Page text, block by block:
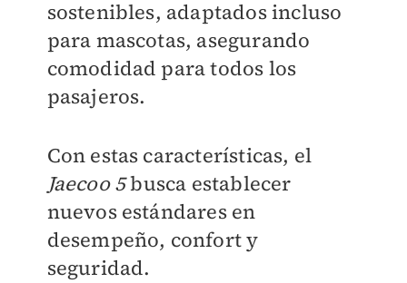
sostenibles, adaptados incluso
para mascotas, asegurando
comodidad para todos los
pasajeros.
Con estas características, el
Jaecoo 5busca establecer
nuevos estándares en
desempeño, confort y
seguridad.